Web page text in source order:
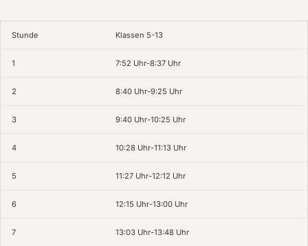
Stunde Klassen 5-13
1 7:52 Uhr-8:37 Uhr
2 8:40 Uhr-9:25 Uhr
3 9:40 Uhr-10:25 Uhr
4 10:28 Uhr-11:13 Uhr
5 11:27 Uhr-12:12 Uhr
6 12:15 Uhr-13:00 Uhr
7 13:03 Uhr-13:48 Uhr